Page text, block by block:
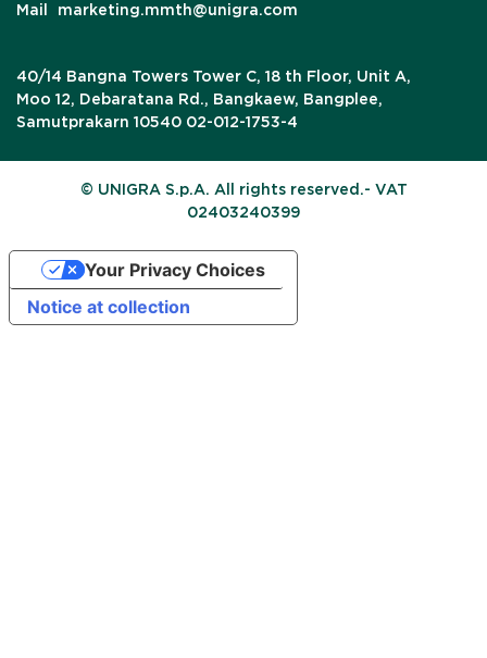
Mail
marketing.mmth@unigra.com
40/14 Bangna Towers Tower C, 18 th Floor, Unit A,
Moo 12, Debaratana Rd., Bangkaew, Bangplee,
Samutprakarn 10540 02-012-1753-4
© UNIGRA S.p.A. All rights reserved.- VAT
02403240399
Notice at collection
Your Privacy Choices